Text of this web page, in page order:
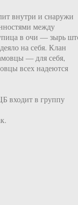
внутри и снаружи
между
в очи — зырь
на себя. Клан
— для себя,
всех надеются
входит в группу